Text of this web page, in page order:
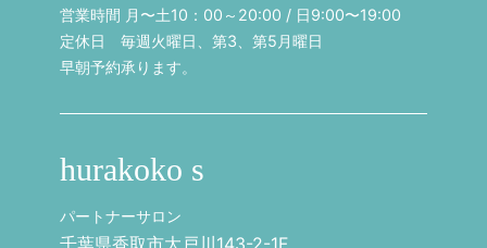
営業時間 月〜土10：00～20:00 / 日9:00〜19:00
定休日 毎週火曜日、第3、第5月曜日
早朝予約承ります。
hurakoko s
パートナーサロン